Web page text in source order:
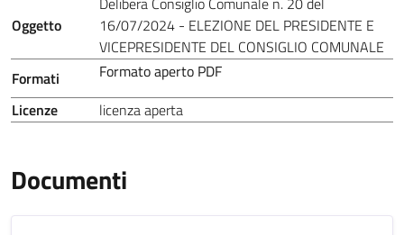
Oggetto
16/07/2024 - ELEZIONE DEL PRESIDENTE E
VICEPRESIDENTE DEL CONSIGLIO COMUNALE
Formati
Formato aperto PDF
Licenze
licenza aperta
Documenti